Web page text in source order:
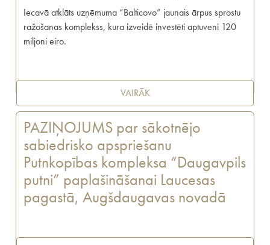
Iecavā atklāts uzņēmuma “Balticovo” jaunais ārpus sprostu
ražošanas komplekss, kura izveidē investēti aptuveni 120
miljoni eiro.
VAIRĀK
PAZIŅOJUMS par sākotnējo
sabiedrisko apspriešanu
Putnkopības kompleksa “Daugavpils
putni” paplašināšanai Laucesas
pagastā, Augšdaugavas novadā